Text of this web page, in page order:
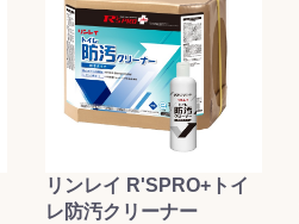
リンレイ R'SPRO+トイ
レ防汚クリーナー